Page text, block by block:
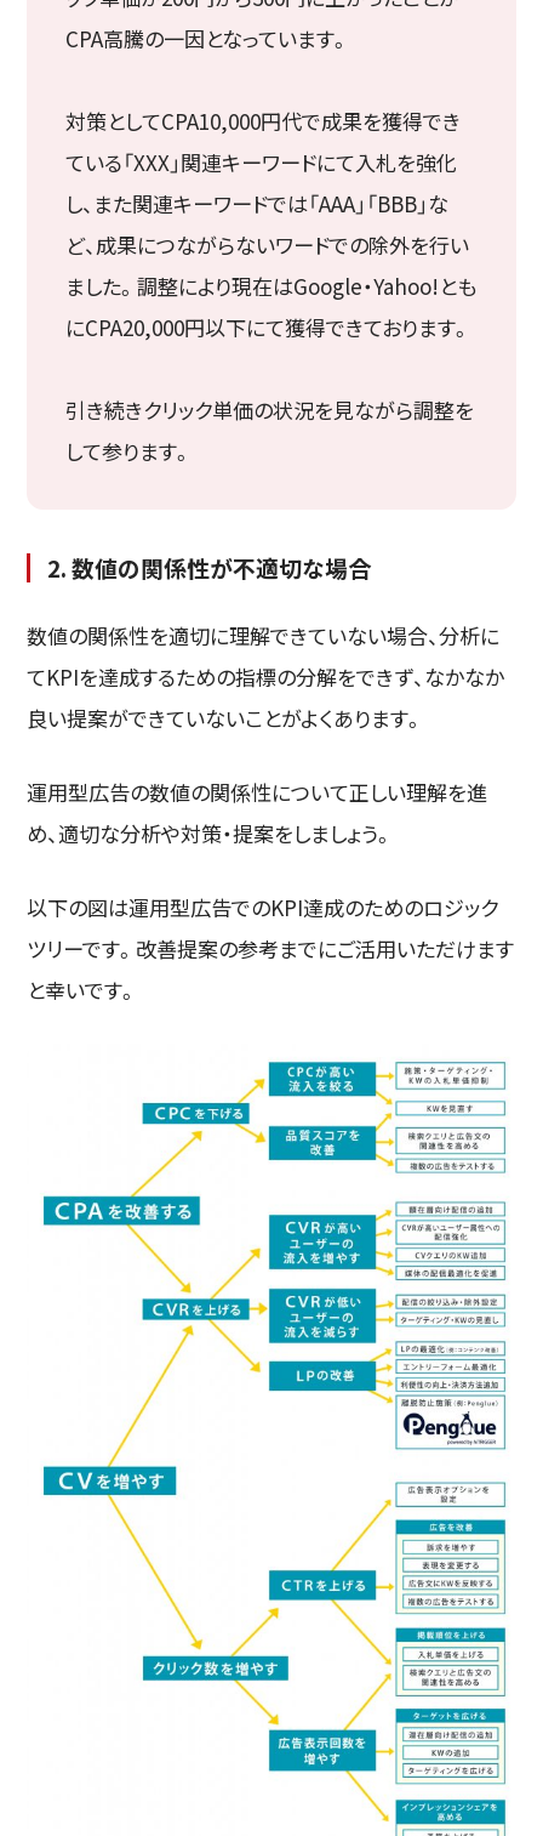
CPA高騰の一因となっています。
対策としてCPA10,000円代で成果を獲得でき
ている「XXX」関連キーワードにて入札を強化
し、また関連キーワードでは「AAA」「BBB」な
ど、成果につながらないワードでの除外を行い
ました。調整により現在はGoogle・Yahoo!とも
にCPA20,000円以下にて獲得できております。
引き続きクリック単価の状況を見ながら調整を
して参ります。
2. 数値の関係性が不適切な場合
数値の関係性を適切に理解できていない場合、分析に
てKPIを達成するための指標の分解をできず、なかなか
良い提案ができていないことがよくあります。
運用型広告の数値の関係性について正しい理解を進
め、適切な分析や対策・提案をしましょう。
以下の図は運用型広告でのKPI達成のためのロジック
ツリーです。改善提案の参考までにご活用いただけます
と幸いです。